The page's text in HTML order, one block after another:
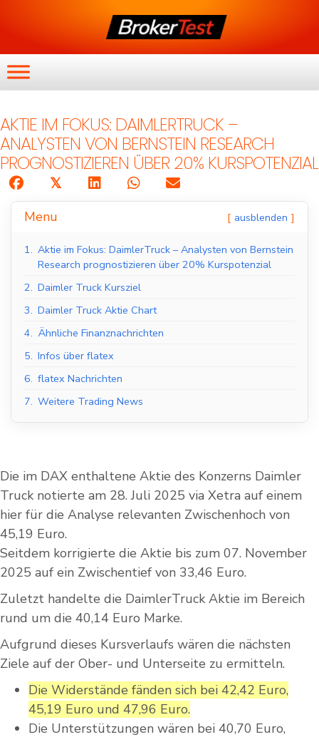
AKTIE IM FOKUS: DAIMLERTRUCK –
ANALYSTEN VON BERNSTEIN RESEARCH
PROGNOSTIZIEREN ÜBER 20% KURSPOTENZIAL
𝕏
Menu ausblenden
1. Aktie im Fokus: DaimlerTruck – Analysten von Bernstein
Research prognostizieren über 20% Kurspotenzial
2. Daimler Truck Kursziel
3. Daimler Truck Aktie Chart
4. Ähnliche Finanznachrichten
5. Infos über flatex
6. flatex Nachrichten
7. Weitere Trading News
Die im DAX enthaltene Aktie des Konzerns Daimler
Truck notierte am 28. Juli 2025 via Xetra auf einem
hier für die Analyse relevanten Zwischenhoch von
45,19 Euro.
Seitdem korrigierte die Aktie bis zum 07. November
2025 auf ein Zwischentief von 33,46 Euro.
Zuletzt handelte die DaimlerTruck Aktie im Bereich
rund um die 40,14 Euro Marke.
Aufgrund dieses Kursverlaufs wären die nächsten
Ziele auf der Ober- und Unterseite zu ermitteln.
Die Widerstände fänden sich bei 42,42 Euro,
45,19 Euro und 47,96 Euro.
Die Unterstützungen wären bei 40,70 Euro,